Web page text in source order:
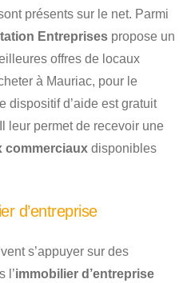
présents sur le net. Parmi
Entreprises propose un
offres de locaux
à Mauriac, pour le
dispositif d’aide est gratuit
leur permet de recevoir une
commerciaux disponibles
d’entreprise
s’appuyer sur des
l’immobilier d’entreprise